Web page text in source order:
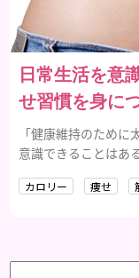
日常生活を意
せ習慣を身に
「健康維持のため
意識できることはあ
体を作るための痩せ
カロリー 痩せ
検索